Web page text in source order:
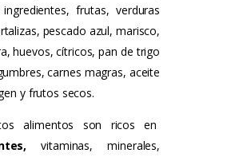
ingredientes, frutas, verduras
pescado azul, marisco,
huevos, cítricos, pan de trigo
carnes magras, aceite
y frutos secos.
alimentos son ricos en
vitaminas, minerales,